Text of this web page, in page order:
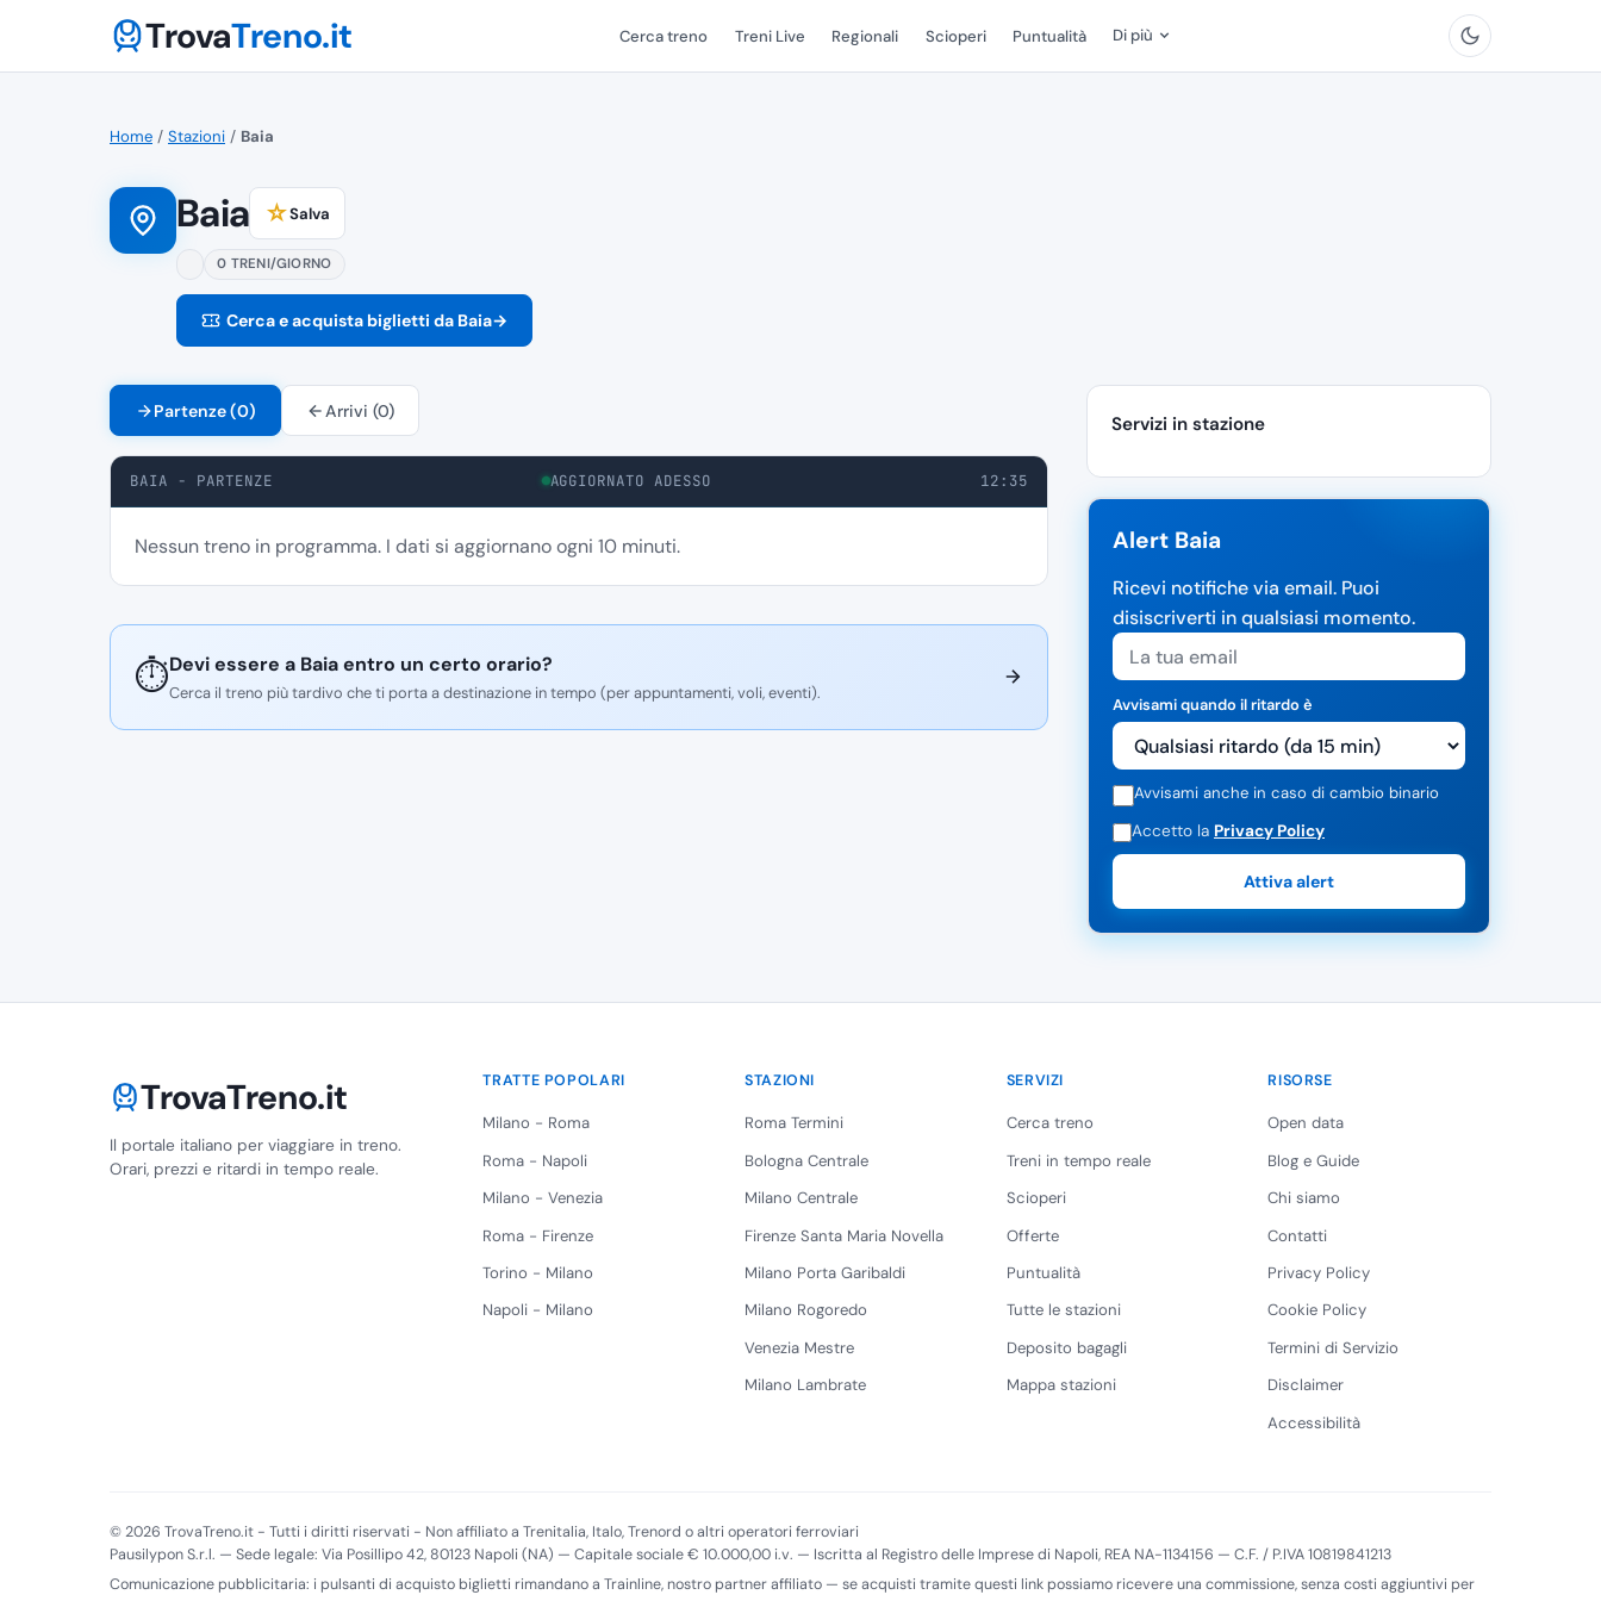
TrovaTreno.it Cerca treno Treni Live Regionali Scioperi Puntualità Di più
Home / Stazioni / Baia
Baia ☆Salva
0 TRENI/GIORNO
Cerca e acquista biglietti da Baia→
Partenze (0) Arrivi (0)
BAIA - PARTENZE AGGIORNATO ADESSO 12:35
Nessun treno in programma. I dati si aggiornano ogni 10 minuti.
⏱️Devi essere a Baia entro un certo orario?
Cerca il treno più tardivo che ti porta a destinazione in tempo (per appuntamenti, voli, eventi).
Servizi in stazione
Alert Baia
Ricevi notifiche via email. Puoi
disiscriverti in qualsiasi momento.
Avvisami quando il ritardo è
Avvisami anche in caso di cambio binario
Accetto la Privacy Policy
Attiva alert
TrovaTreno.it
Il portale italiano per viaggiare in treno.
Orari, prezzi e ritardi in tempo reale.
TRATTE POPOLARI
Milano - Roma
Roma - Napoli
Milano - Venezia
Roma - Firenze
Torino - Milano
Napoli - Milano
STAZIONI
Roma Termini
Bologna Centrale
Milano Centrale
Firenze Santa Maria Novella
Milano Porta Garibaldi
Milano Rogoredo
Venezia Mestre
Milano Lambrate
SERVIZI
Cerca treno
Treni in tempo reale
Scioperi
Offerte
Puntualità
Tutte le stazioni
Deposito bagagli
Mappa stazioni
RISORSE
Open data
Blog e Guide
Chi siamo
Contatti
Privacy Policy
Cookie Policy
Termini di Servizio
Disclaimer
Accessibilità
© 2026 TrovaTreno.it - Tutti i diritti riservati - Non affiliato a Trenitalia, Italo, Trenord o altri operatori ferroviari
Pausilypon S.r.l. — Sede legale: Via Posillipo 42, 80123 Napoli (NA) — Capitale sociale € 10.000,00 i.v. — Iscritta al Registro delle Imprese di Napoli, REA NA-1134156 — C.F. / P.IVA 10819841213
Comunicazione pubblicitaria: i pulsanti di acquisto biglietti rimandano a Trainline, nostro partner affiliato — se acquisti tramite questi link possiamo ricevere una commissione, senza costi aggiuntivi per